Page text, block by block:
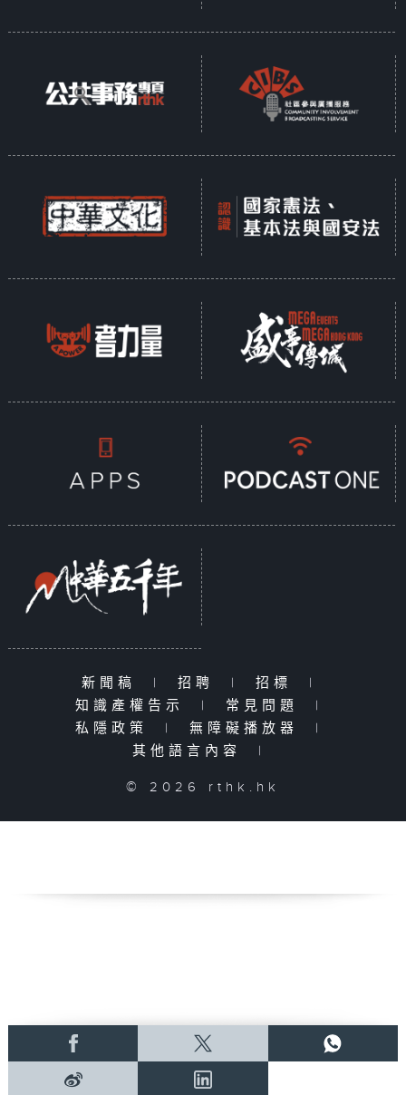
新聞稿 | 招聘 | 招標
|
知識產權告示
| 常見問題
|
私隱政策
| 無障礙播放器
|
其他語言內容
|
© 2026 rthk.hk